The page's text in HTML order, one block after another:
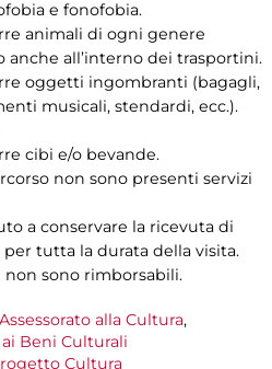
e fonofobia.
animali di ogni genere
anche all’interno dei trasportini.
oggetti ingombranti (bagagli,
musicali, stendardi, ecc.).
cibi e/o bevande.
non sono presenti servizi
a conservare la ricevuta di
per tutta la durata della visita.
sono rimborsabili.
alla Cultura,
Beni Culturali
Cultura